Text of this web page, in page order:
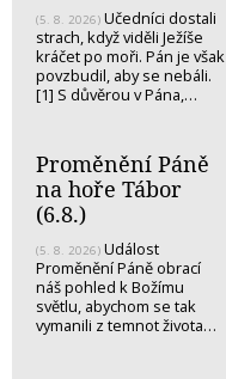
(5. 8. 2026) Učedníci dostali
strach, když viděli Ježíše
kráčet po moři. Pán je však
povzbudil, aby se nebáli.
[1] S důvěrou v Pána,…
Proměnění Páně
na hoře Tábor
(6.8.)
(5. 8. 2026) Událost
Proměnění Páně obrací
náš pohled k Božímu
světlu, abychom se tak
vymanili z temnot života…